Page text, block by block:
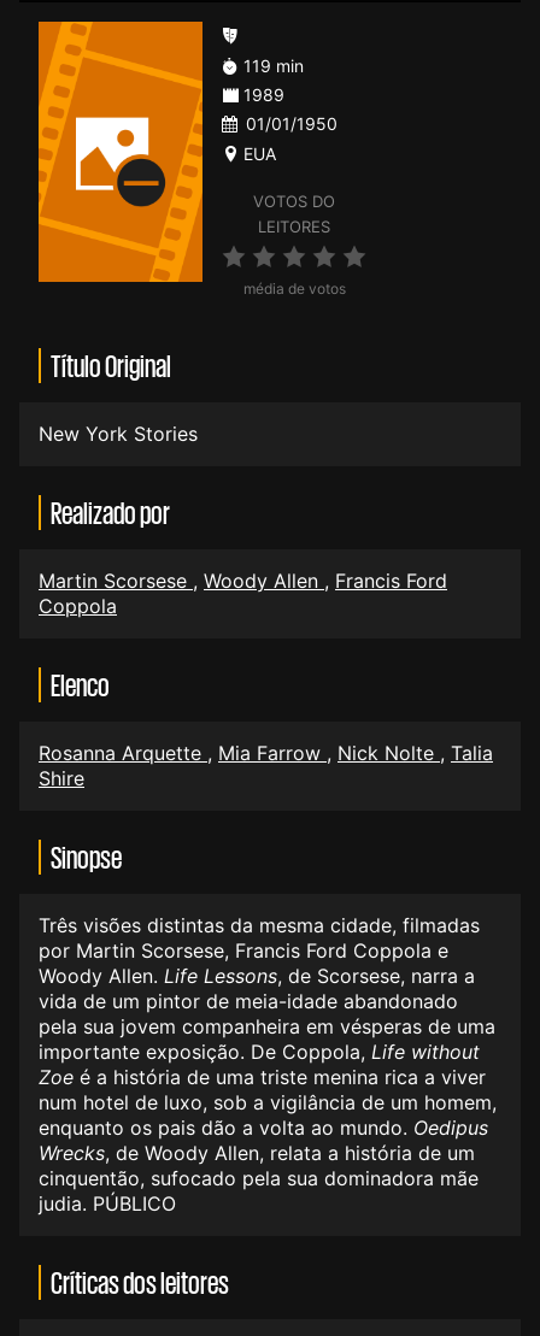
VOTOS DO
LEITORES
média de votos
119 min
1989
01/01/1950
EUA
Título Original
New York Stories
Realizado por
Martin Scorsese , Woody Allen , Francis Ford
Coppola
Elenco
Rosanna Arquette , Mia Farrow , Nick Nolte , Talia
Shire
Sinopse
Três visões distintas da mesma cidade, filmadas
por Martin Scorsese, Francis Ford Coppola e
Woody Allen. Life Lessons, de Scorsese, narra a
vida de um pintor de meia-idade abandonado
pela sua jovem companheira em vésperas de uma
importante exposição. De Coppola, Life without
Zoe é a história de uma triste menina rica a viver
num hotel de luxo, sob a vigilância de um homem,
enquanto os pais dão a volta ao mundo. Oedipus
Wrecks, de Woody Allen, relata a história de um
cinquentão, sufocado pela sua dominadora mãe
judia. PÚBLICO
Críticas dos leitores